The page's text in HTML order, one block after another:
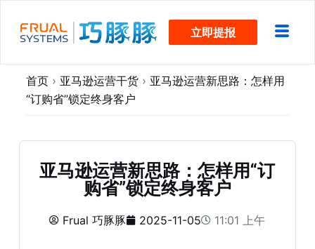
过
立即提报
首页 › 亚马逊运营干货 › 亚马逊运营新思路：怎样用
“订购省”锁定终身客户
亚马逊运营新思路：怎样用“订
购省”锁定终身客户
Frual 巧豚豚 2025-11-05 11:01 上午